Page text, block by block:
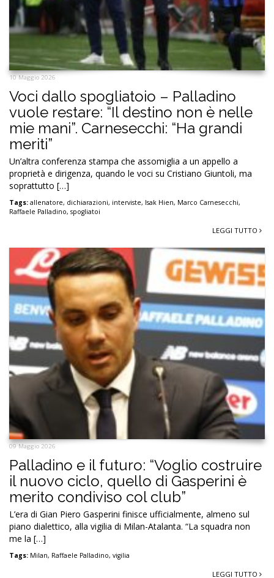
10 Maggio 2026
Voci dallo spogliatoio – Palladino
vuole restare: “Il destino non è nelle
mie mani”. Carnesecchi: “Ha grandi
meriti”
Un’altra conferenza stampa che assomiglia a un appello a
proprietà e dirigenza, quando le voci su Cristiano Giuntoli, ma
soprattutto […]
Tags: allenatore, dichiarazioni, interviste, Isak Hien, Marco Carnesecchi,
Raffaele Palladino, spogliatoi
LEGGI TUTTO
09 Maggio 2026
Palladino e il futuro: “Voglio costruire
il nuovo ciclo, quello di Gasperini è
merito condiviso col club”
L’era di Gian Piero Gasperini finisce ufficialmente, almeno sul
piano dialettico, alla vigilia di Milan-Atalanta. “La squadra non
me la […]
Tags: Milan, Raffaele Palladino, vigilia
LEGGI TUTTO